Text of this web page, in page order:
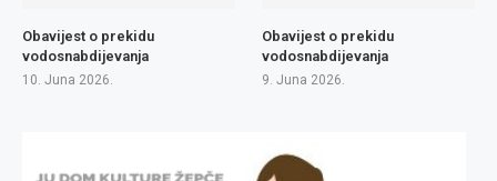
Obavijest o prekidu
vodosnabdijevanja
10. Juna 2026.
Obavijest o prekidu
vodosnabdijevanja
9. Juna 2026.